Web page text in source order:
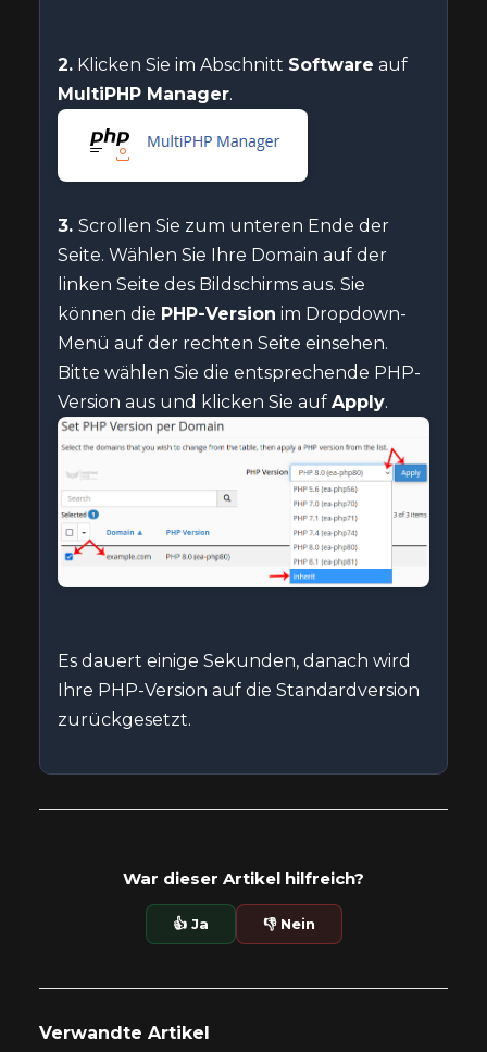
2. Klicken Sie im Abschnitt Software auf
MultiPHP Manager.
3. Scrollen Sie zum unteren Ende der
Seite. Wählen Sie Ihre Domain auf der
linken Seite des Bildschirms aus. Sie
können die PHP-Version im Dropdown-
Menü auf der rechten Seite einsehen.
Bitte wählen Sie die entsprechende PHP-
Version aus und klicken Sie auf Apply.
Es dauert einige Sekunden, danach wird
Ihre PHP-Version auf die Standardversion
zurückgesetzt.
War dieser Artikel hilfreich?
👍 Ja 👎 Nein
Verwandte Artikel